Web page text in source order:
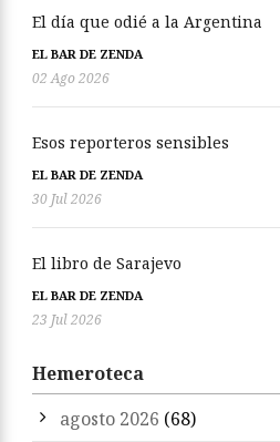
El día que odié a la Argentina
EL BAR DE ZENDA
02 Ago 2026
Esos reporteros sensibles
EL BAR DE ZENDA
30 Jul 2026
El libro de Sarajevo
EL BAR DE ZENDA
23 Jul 2026
Hemeroteca
agosto 2026 (68)